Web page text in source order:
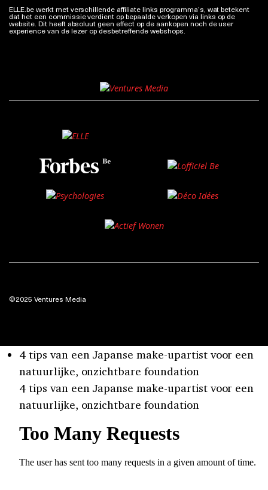
ELLE.be werkt met verschillende affiliate links programma’s, wat betekent
dat het een commissie verdient op bepaalde verkopen via links op de
website. Dit heeft absoluut geen effect op de aankopen noch de user
experience van de lezer op desbetreffende webshops.
©2025 Ventures Media
4 tips van een Japanse make-upartist voor een
natuurlijke, onzichtbare foundation
4 tips van een Japanse make-upartist voor een
natuurlijke, onzichtbare foundation